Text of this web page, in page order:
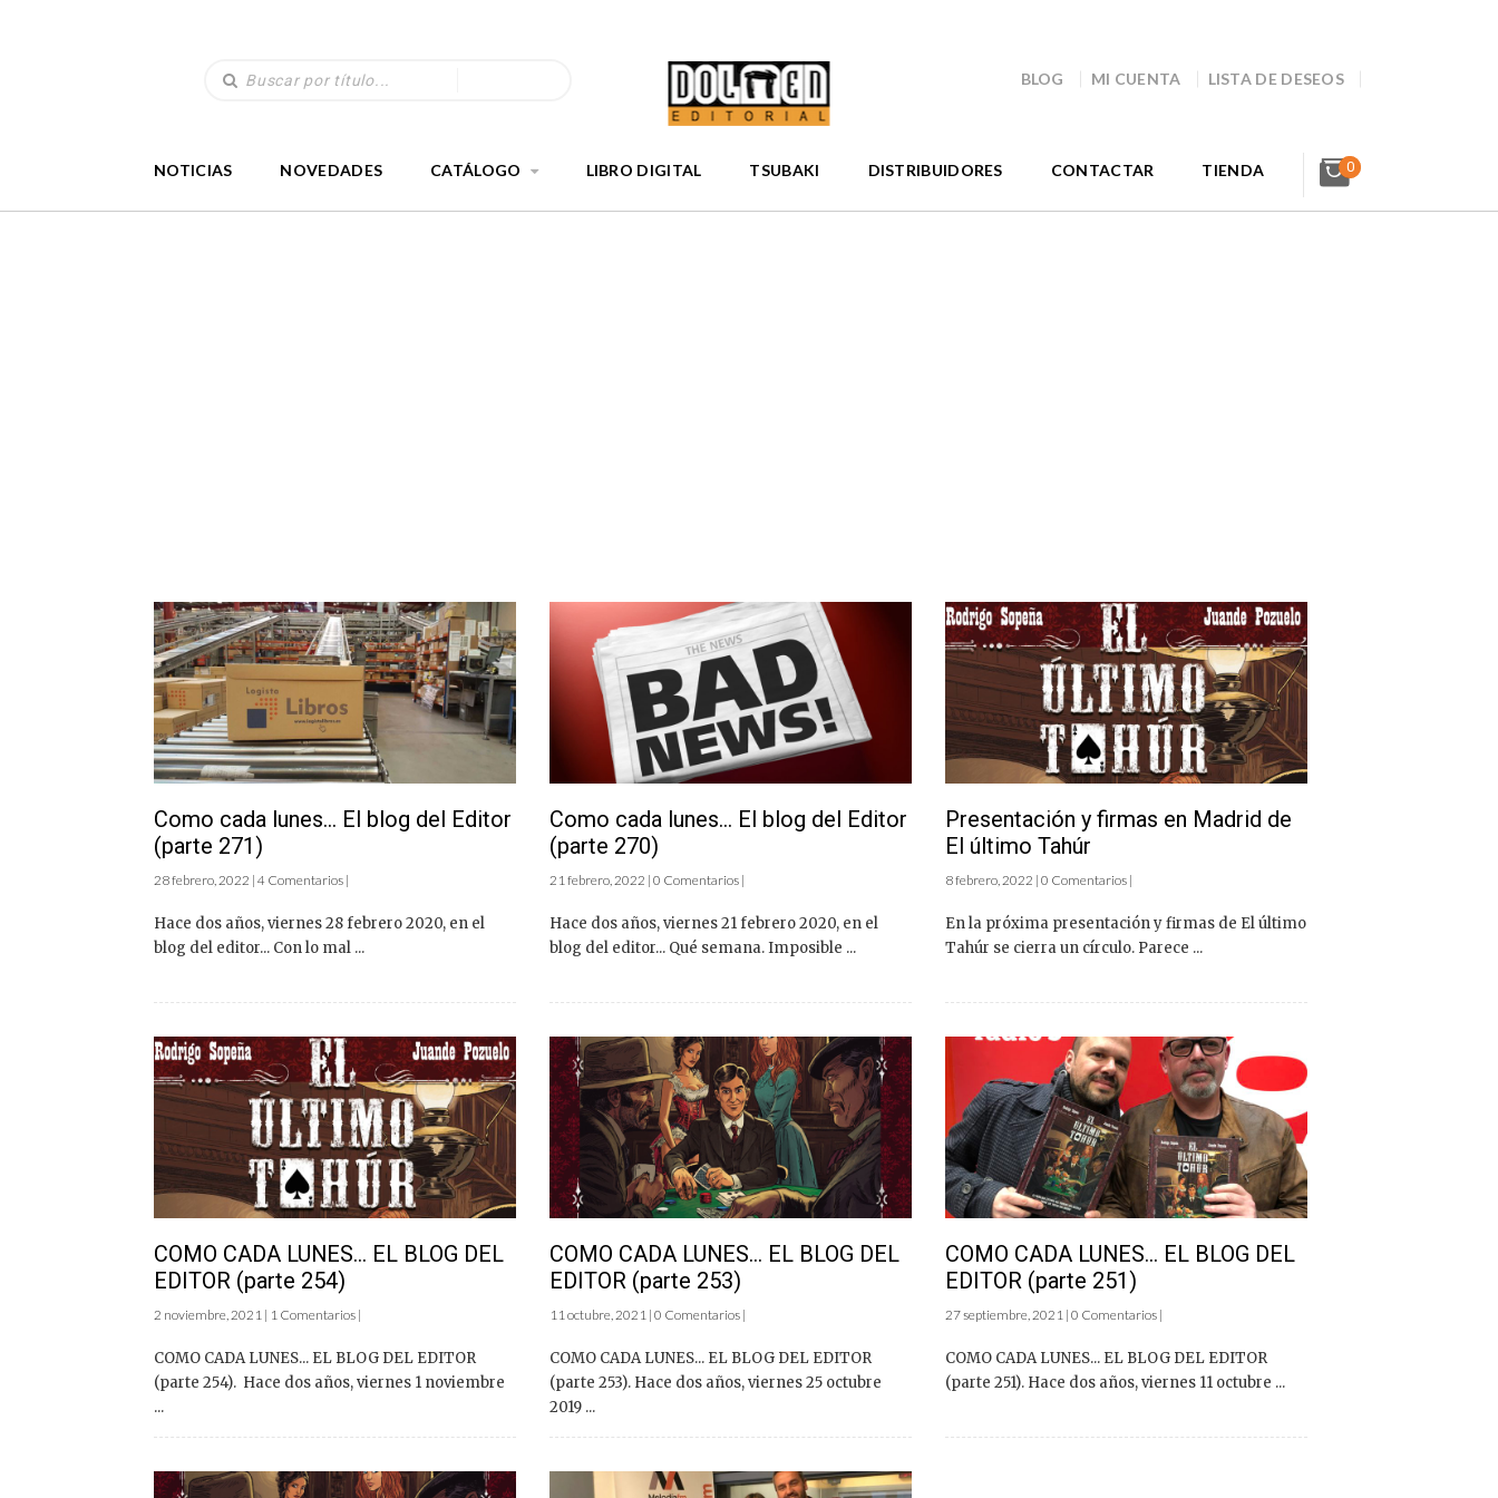
BLOG MI CUENTA LISTA DE DESEOS
NOTICIAS NOVEDADES CATÁLOGO LIBRO DIGITAL TSUBAKI DISTRIBUIDORES CONTACTAR TIENDA 0
Como cada lunes… El blog del Editor
(parte 271)
28 febrero, 2022 | 4 Comentarios |
Hace dos años, viernes 28 febrero 2020, en el
blog del editor... Con lo mal ...
Como cada lunes… El blog del Editor
(parte 270)
21 febrero, 2022 | 0 Comentarios |
Hace dos años, viernes 21 febrero 2020, en el
blog del editor... Qué semana. Imposible ...
Presentación y firmas en Madrid de
El último Tahúr
8 febrero, 2022 | 0 Comentarios |
En la próxima presentación y firmas de El último
Tahúr se cierra un círculo. Parece ...
COMO CADA LUNES… EL BLOG DEL
EDITOR (parte 254)
2 noviembre, 2021 | 1 Comentarios |
COMO CADA LUNES... EL BLOG DEL EDITOR
(parte 254). Hace dos años, viernes 1 noviembre
...
COMO CADA LUNES… EL BLOG DEL
EDITOR (parte 253)
11 octubre, 2021 | 0 Comentarios |
COMO CADA LUNES... EL BLOG DEL EDITOR
(parte 253). Hace dos años, viernes 25 octubre
2019 ...
COMO CADA LUNES… EL BLOG DEL
EDITOR (parte 251)
27 septiembre, 2021 | 0 Comentarios |
COMO CADA LUNES... EL BLOG DEL EDITOR
(parte 251). Hace dos años, viernes 11 octubre ...